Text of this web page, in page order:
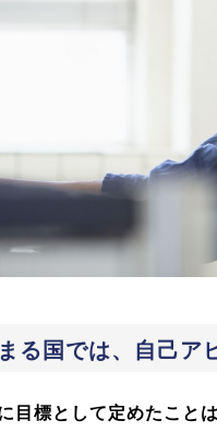
る国では、自己ア
標として定めたことは